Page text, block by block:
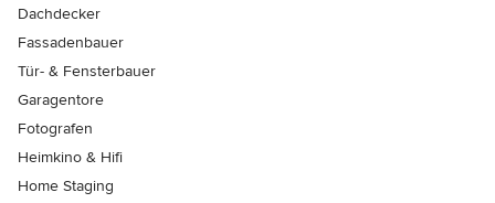
Dachdecker
Fassadenbauer
Tür- & Fensterbauer
Garagentore
Fotografen
Heimkino & Hifi
Home Staging